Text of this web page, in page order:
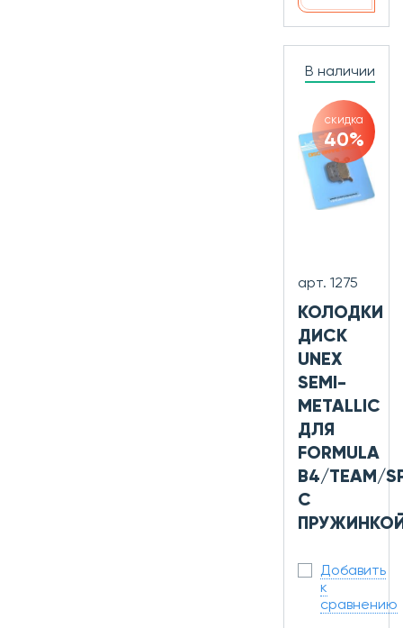
В наличии
скидка
40%
арт. 1275
КОЛОДКИ
ДИСК
UNEX
SEMI-
METALLIC
ДЛЯ
FORMULA
B4/TEAM/
С
Добавить
к
сравнению